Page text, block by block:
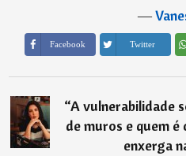
―
Facebook Twitter
“A vulnerabilidade
de muros e quem
enxerga